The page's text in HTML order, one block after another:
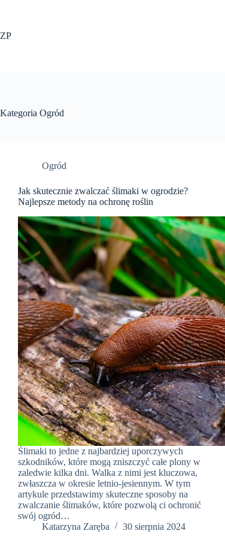
ZP
Kategoria Ogród
Ogród
Jak skutecznie zwalczać ślimaki w ogrodzie?
Najlepsze metody na ochronę roślin
Ślimaki to jedne z najbardziej uporczywych
szkodników, które mogą zniszczyć całe plony w
zaledwie kilka dni. Walka z nimi jest kluczowa,
zwłaszcza w okresie letnio-jesiennym. W tym
artykule przedstawimy skuteczne sposoby na
zwalczanie ślimaków, które pozwolą ci ochronić
swój ogród…
Katarzyna Zaręba
30 sierpnia 2024